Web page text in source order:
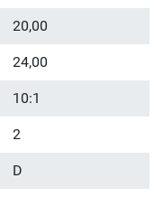
20,00
24,00
10:1
2
D